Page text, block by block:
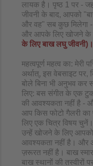
लायक है। पृष्ठ 1 पर -
जीवनी के बाद, आपको
और वह" सब कुछ मिलेगा -
और आपके लिए खोजने के
के लिए बाख लघु जीवनी)।
महत्वपूर्ण महत्व का: मेरी
अर्थात्, इस वेबसाइट पर,
बोले बिना भी अनुभव कर
लिए: बस संगीत के एक
की आवश्यकता नहीं है -
आप किस फोटो गैलरी का
लिए एक चित्र विषय चुनें।
उन्हें खोजने के लिए आपको
आवश्यकता नहीं है। और
ज़रूरत नहीं है। बाख
बाख स्थानों की तस्वीरों